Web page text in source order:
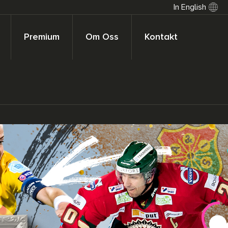
In English
Premium Om Oss Kontakt